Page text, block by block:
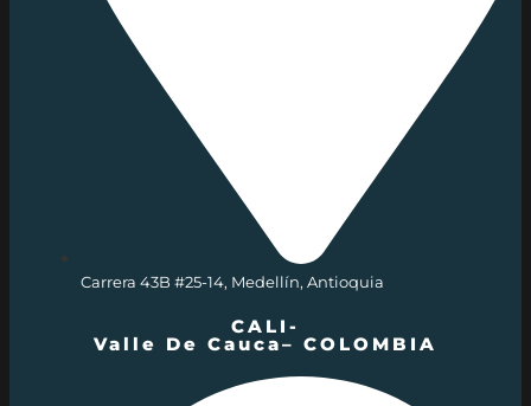
Carrera 43B #25-14, Medellín, Antioquia
CALI-
Valle De Cauca– COLOMBIA